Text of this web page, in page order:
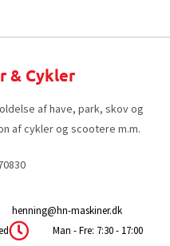
& Cykler
af have, park, skov og
af cykler og scootere m.m.
henning@hn-maskiner.dk
Man - Fre: 7:30 - 17:00